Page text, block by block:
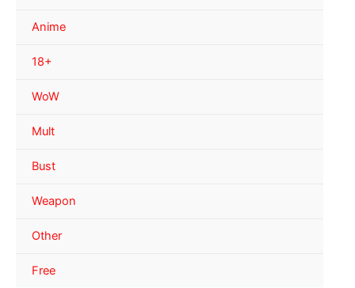
Anime
18+
WoW
Mult
Bust
Weapon
Other
Free